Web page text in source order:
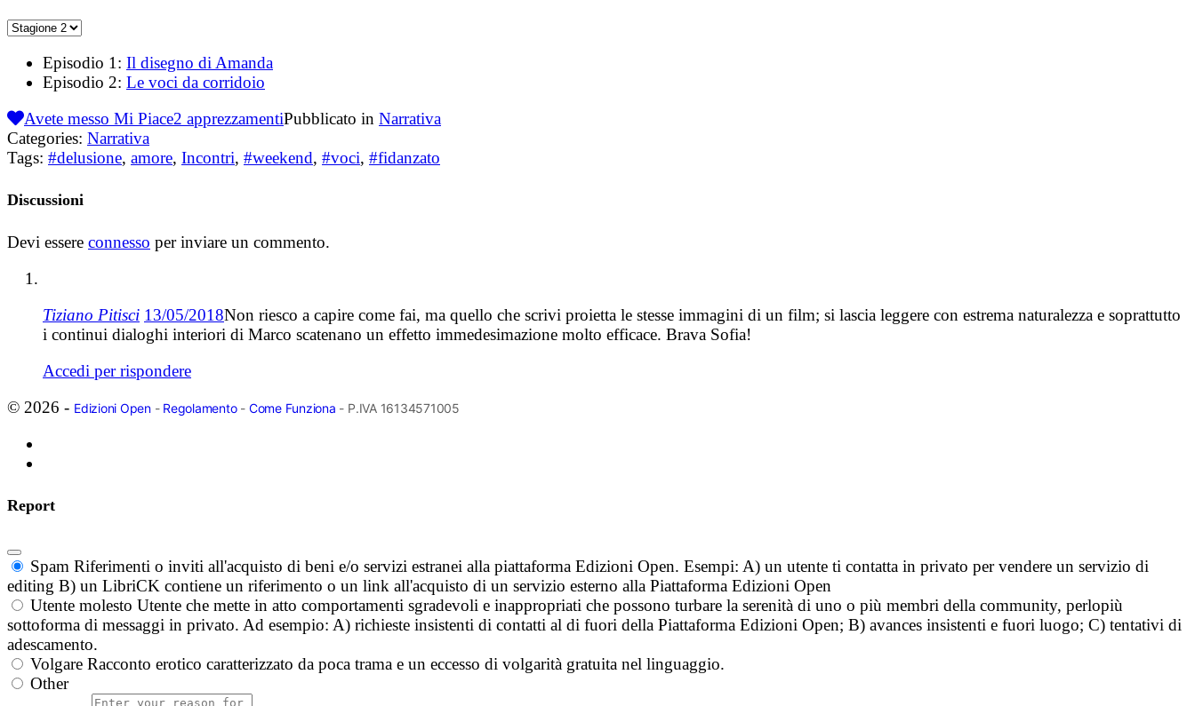
Episodio 1: Il disegno di Amanda
Episodio 2: Le voci da corridoio
Avete messo Mi Piace2 apprezzamentiPubblicato in Narrativa
Categories: Narrativa
Tags: #delusione, amore, Incontri, #weekend, #voci, #fidanzato
Discussioni
Devi essere connesso per inviare un commento.
Tiziano Pitisci 13/05/2018Non riesco a capire come fai, ma quello che scrivi proietta le stesse immagini di un film; si lascia leggere con estrema naturalezza e soprattutto
i continui dialoghi interiori di Marco scatenano un effetto immedesimazione molto efficace. Brava Sofia!
Accedi per rispondere
© 2026 - Edizioni Open- Regolamento- Come Funziona - P.IVA 16134571005
Report
Spam Riferimenti o inviti all'acquisto di beni e/o servizi estranei alla piattaforma Edizioni Open. Esempi: A) un utente ti contatta in privato per vendere un servizio di
editing B) un LibriCK contiene un riferimento o un link all'acquisto di un servizio esterno alla Piattaforma Edizioni Open
Utente molesto Utente che mette in atto comportamenti sgradevoli e inappropriati che possono turbare la serenità di uno o più membri della community, perlopiù
sottoforma di messaggi in privato. Ad esempio: A) richieste insistenti di contatti al di fuori della Piattaforma Edizioni Open; B) avances insistenti e fuori luogo; C) tentativi di
adescamento.
Volgare Racconto erotico caratterizzato da poca trama e un eccesso di volgarità gratuita nel linguaggio.
Other